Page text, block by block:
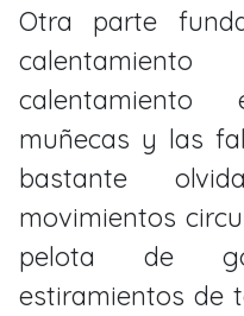
Otra parte
muñecas y las
bastante
movimientos
pelota de
estiramientos de